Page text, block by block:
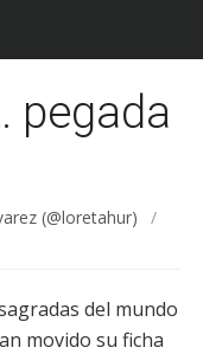
pegada
(@loretahur)
/
del mundo
movido su ficha